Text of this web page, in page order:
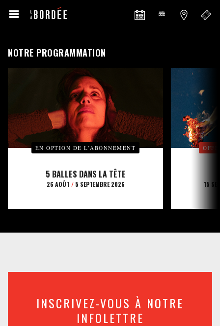
NOTRE PROGRAMMATION
EN OPTION DE L’ABONNEMENT
5 BALLES DANS LA TÊTE
26 AOÛT /5 SEPTEMBRE 2026 15
INSCRIVEZ-VOUS À NOTRE
INFOLETTRE